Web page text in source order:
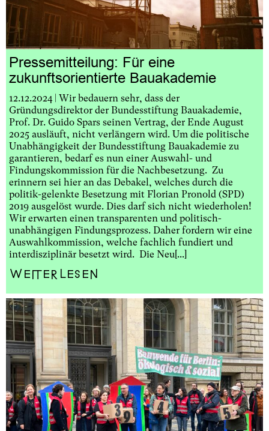
Pressemitteilung: Für eine
zukunftsorientierte Bauakademie
12.12.2024 | Wir bedauern sehr, dass der
Gründungsdirektor der Bundesstiftung Bauakademie,
Prof. Dr. Guido Spars seinen Vertrag, der Ende August
2025 ausläuft, nicht verlängern wird. Um die politische
Unabhängigkeit der Bundesstiftung Bauakademie zu
garantieren, bedarf es nun einer Auswahl- und
Findungskommission für die Nachbesetzung. Zu
erinnern sei hier an das Debakel, welches durch die
politik-gelenkte Besetzung mit Florian Pronold (SPD)
2019 ausgelöst wurde. Dies darf sich nicht wiederholen!
Wir erwarten einen transparenten und politisch-
unabhängigen Findungsprozess. Daher fordern wir eine
Auswahlkommission, welche fachlich fundiert und
interdisziplinär besetzt wird. Die Neu[...]
Weiterlesen